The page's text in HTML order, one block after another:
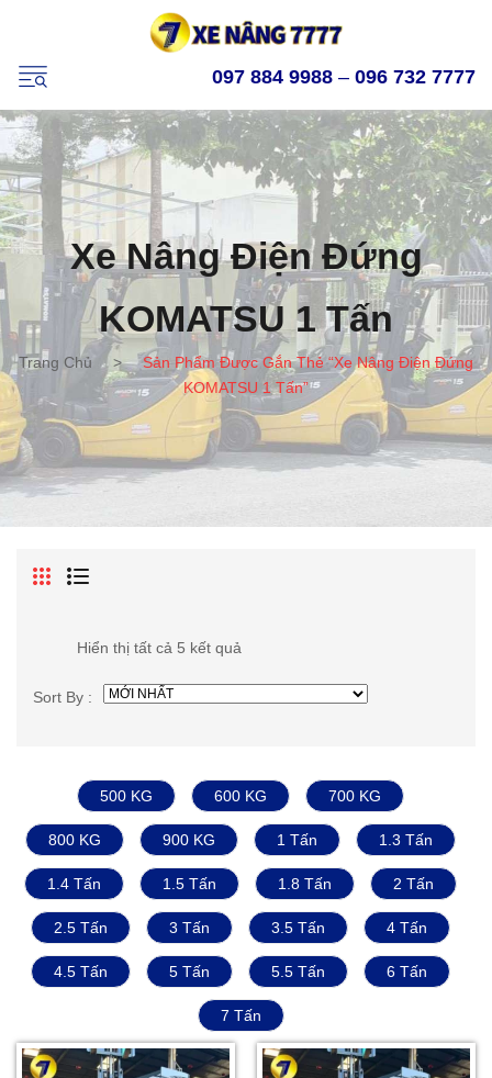
097 884 9988 – 096 732 7777
Xe Nâng Điện Đứng
KOMATSU 1 Tấn
Trang Chủ >
Sản Phẩm Được Gắn Thẻ “xe Nâng Điện Đứng
KOMATSU 1 Tấn”
Hiển thị tất cả 5 kết quả
Sort By :
500 KG 600 KG 700 KG
800 KG 900 KG 1 Tấn 1.3 Tấn
1.4 Tấn 1.5 Tấn 1.8 Tấn 2 Tấn
2.5 Tấn 3 Tấn 3.5 Tấn 4 Tấn
4.5 Tấn 5 Tấn 5.5 Tấn 6 Tấn
7 Tấn